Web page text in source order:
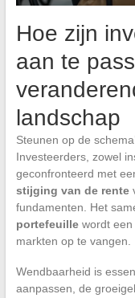
Hoe zijn
aan te
landschap
Steunen op de
Investeerders, zowel
geconfronteerd met
stijging van de rente
fundamenten. Het
portefeuillewordt een
markten op te vangen.
Wendbaarheid is
aanpassen, de